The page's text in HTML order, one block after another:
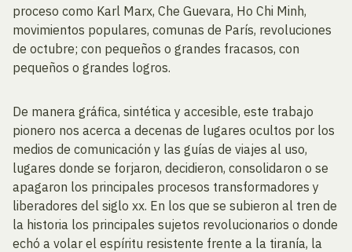
proceso como Karl Marx, Che Guevara, Ho Chi Minh,
movimientos populares, comunas de París, revoluciones
de octubre; con pequeños o grandes fracasos, con
pequeños o grandes logros.
De manera gráfica, sintética y accesible, este trabajo
pionero nos acerca a decenas de lugares ocultos por los
medios de comunicación y las guías de viajes al uso,
lugares donde se forjaron, decidieron, consolidaron o se
apagaron los principales procesos transformadores y
liberadores del siglo xx. En los que se subieron al tren de
la historia los principales sujetos revolucionarios o donde
echó a volar el espíritu resistente frente a la tiranía, la